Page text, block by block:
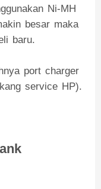
Ni-MH
besar maka
baru.
port charger
service HP).